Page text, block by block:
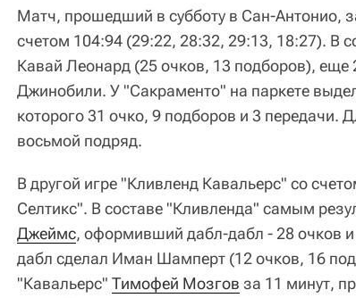
Матч, прошедший в субботу в Сан-Антонио,
счетом 104:94 (29:22, 28:32, 29:13, 18:27). В
Кавай Леонард (25 очков, 13 подборов),
Джинобили. У "Сакраменто" на паркете
которого 31 очко, 9 подборов и 3 передачи.
восьмой подряд.
В другой игре "Кливленд Кавальерс" со
Селтикс". В составе "Кливленда" самым
Джеймс, оформивший дабл-дабл - 28 очков
дабл сделал Иман Шамперт (12 очков, 16
"Кавальерс" Тимофей Мозгов за 11 минут,